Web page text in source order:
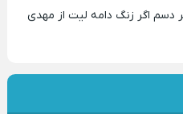
دسم اگر زنگ دامه لیت از مهدی